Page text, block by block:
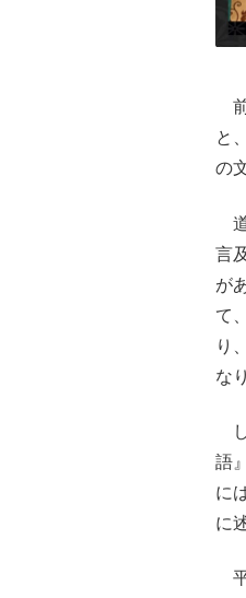
前
と
の
道
言
が
て
り
な
し
語
に
に
平